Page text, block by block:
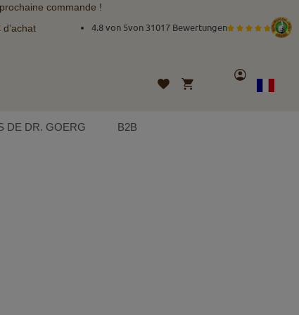
commande !
4.8 von 5von 31017 Bewertungen
Liste
d’envies
Mon panier
Compte
Langue
DE DR. GOERG B2B